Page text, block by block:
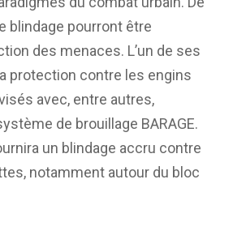
blindage pourront être
des menaces. L’un de ses
protection contre les engins
avec, entre autres,
de brouillage BARAGE.
un blindage accru contre
notamment autour du bloc